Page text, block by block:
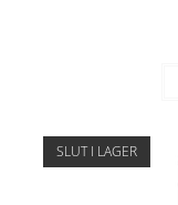
SLUT I LAGER